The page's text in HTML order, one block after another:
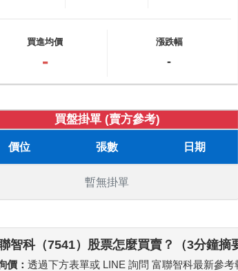
買進均價
-
漲跌幅
-
買盤掛單 (賣方參考)
價位 張數 日期
暫無掛單
智科（7541）股票怎麼買賣？（3分鐘摘
價：透過下方表單或 LINE 詢問 富聯智科最新參